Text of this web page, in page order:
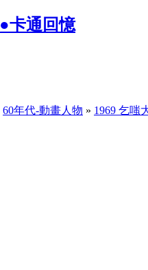
60年代-動畫人物 » 1969 乞嗤